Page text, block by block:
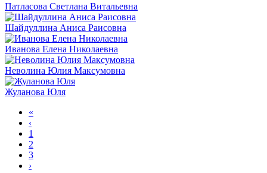
Патласова Светлана Витальевна
Шайдуллина Аниса Раисовна
Иванова Елена Николаевна
Неволина Юлия Максумовна
Жуланова Юля
«
‹
1
2
3
›